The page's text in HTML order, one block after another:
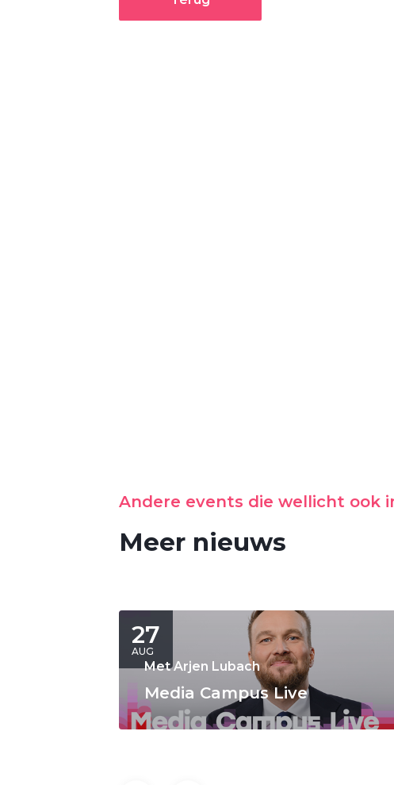
Andere events die wellicht ook
Meer nieuws
27
AUG
Met Arjen Lubach
Media Campus Live